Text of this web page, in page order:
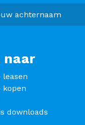
naar
leasen
kopen
downloads